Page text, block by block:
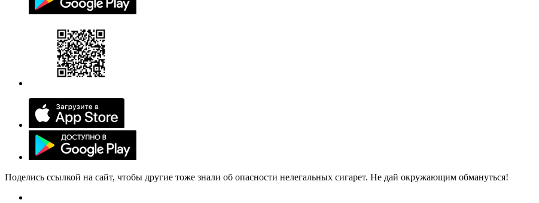
Поделись ссылкой на сайт, чтобы другие тоже знали об опасности нелегальных сигарет. Не дай окружающим обмануться!